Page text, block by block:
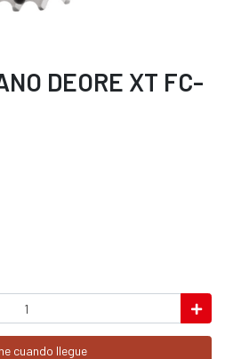
DEORE XT FC-
cuando llegue